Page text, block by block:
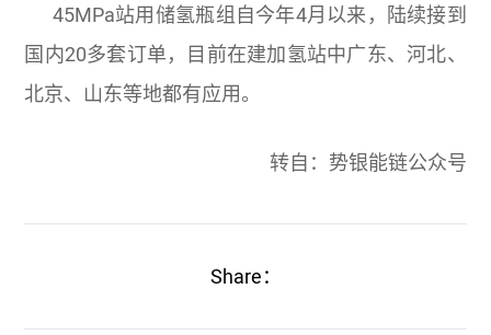
45MPa站用储氢瓶组自今年4月以来，陆续接到
国内20多套订单，目前在建加氢站中广东、河北、
北京、山东等地都有应用。
转自：势银能链公众号
Share：